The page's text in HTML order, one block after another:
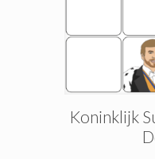
Koninklijk